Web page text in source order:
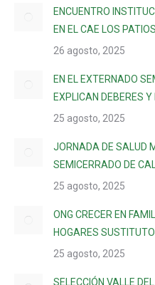
ENCUENTRO
EN EL CAE LOS PATIOS
26 agosto, 2025
EN EL EXTERNADO
EXPLICAN DEBERES
25 agosto, 2025
JORNADA DE SALUD
SEMICERRADO DE CALI
25 agosto, 2025
ONG CRECER EN
HOGARES
25 agosto, 2025
SELECCIÓN VALLE